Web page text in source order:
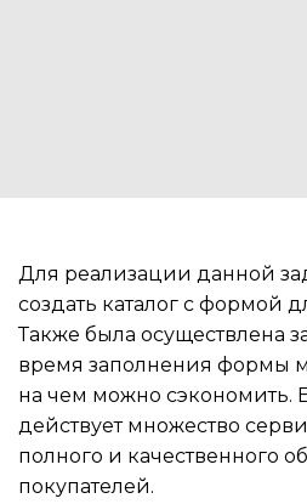
Для реализации данной
создать каталог с формой
Также была осуществлена
время заполнения формы
на чем можно сэкономить.
действует множество
полного и качественного
покупателей.